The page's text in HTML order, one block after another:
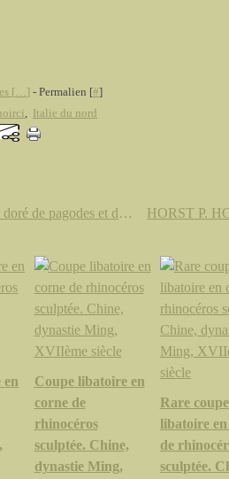
[… ] - Permalien [#]
, Italie du nord
Cabinet en bois laqué rouge et décor doré de pagodes et de personnages dans des paysages. Fin du XVIIIème-début du XIXème siècle
en
Coupe libatoire en
corne de
rhinocéros
sculptée. Chine,
dynastie Ming,
Rare coupe
libatoire
de
sculptée.